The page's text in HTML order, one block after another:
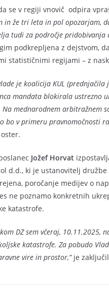
se v regiji vnovič odpira
in že tri leta in pol opozarjam,
tudi za področje pridobivanja
podkrepljena z dejstvom,
statističnimi regijami – z
je koalicija KUL
mandata blokirala ustrezno
mednarodnem arbitražnem
bo v primeru pravnomočnosti
Jožef Horvat
d.d., ki je ustanovitelj družbe
poročanje medijev o
ne poznamo konkretnih
katastrofe.
DZ sem včeraj,
katastrofe. Za pobudo
vire in prostor,”je